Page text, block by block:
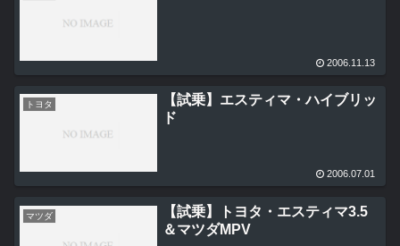
2006.11.13
トヨタ
【試乗】エスティマ・ハイブリッ
ド
2006.07.01
マツダ
【試乗】トヨタ・エスティマ3.5
＆マツダMPV